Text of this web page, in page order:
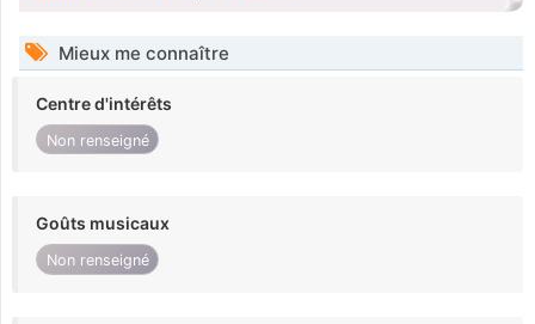
Mieux me connaître
Centre d'intérêts
Non renseigné
Goûts musicaux
Non renseigné